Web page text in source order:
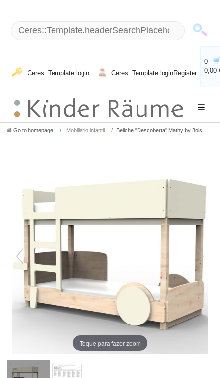
Ceres::Template.login Ceres::Template.loginRegister
0
0,00
☰
Go to homepage Mobiliário infantil Beliche "Descoberta" Mathy by Bols
Toque para fazer zoom